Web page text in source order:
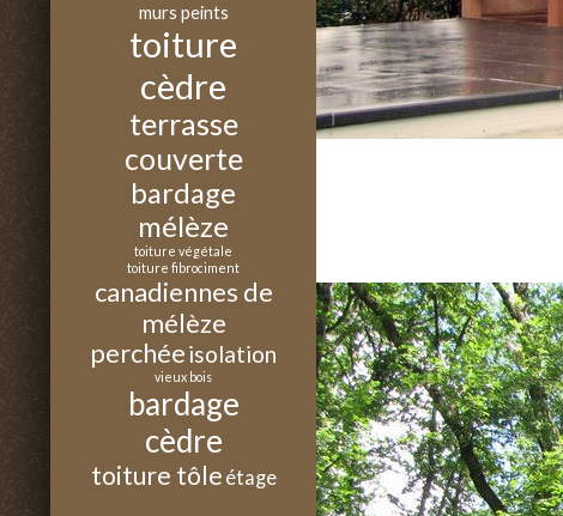
murs peints
toiture
cèdre
terrasse
couverte
bardage
mélèze
toiture végétale
toiture fibrociment
canadiennes de
mélèze
perchéeisolation
vieux bois
bardage
cèdre
toiture tôle étage